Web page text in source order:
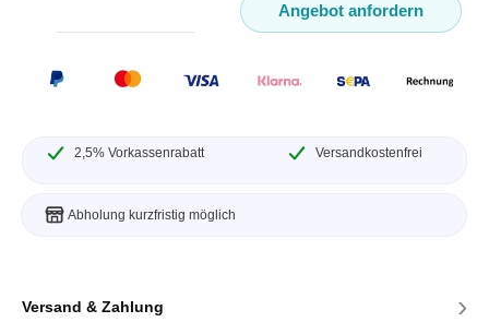
Angebot anfordern
2,5% Vorkassenrabatt Versandkostenfrei
Abholung kurzfristig möglich
Versand & Zahlung ›